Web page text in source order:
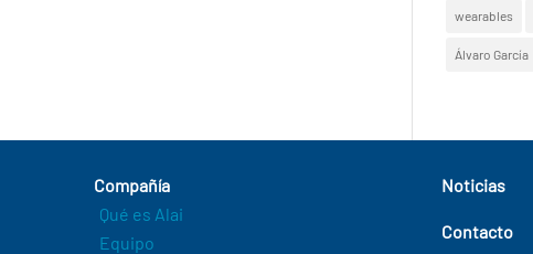
wearables
Álvaro García
Compañía
Qué es Alai
Equipo
Noticias
Contacto